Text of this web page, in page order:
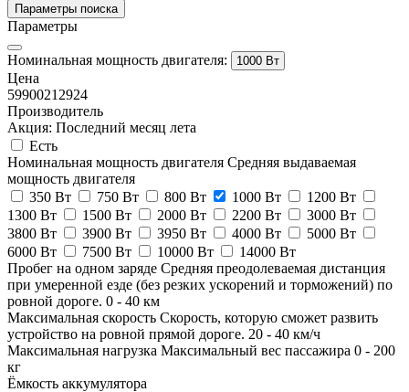
Параметры поиска
Параметры
Номинальная мощность двигателя: 1000 Вт
Цена
59900212924
Производитель
Акция: Последний месяц лета
Есть
Номинальная мощность двигателя Средняя выдаваемая
мощность двигателя
350 Вт
750 Вт 800 Вт 1000 Вт
1200 Вт
1300 Вт
1500 Вт 2000 Вт 2200 Вт
3000 Вт
3800 Вт
3900 Вт 3950 Вт 4000 Вт
5000 Вт
6000 Вт
7500 Вт 10000 Вт
14000 Вт
Пробег на одном заряде Средняя преодолеваемая дистанция
при умеренной езде (без резких ускорений и торможений) по
ровной дороге. 0 - 40 км
Максимальная скорость Скорость, которую сможет развить
устройство на ровной прямой дороге. 20 - 40 км/ч
Максимальная нагрузка Максимальный вес пассажира 0 - 200
кг
Ёмкость аккумулятора